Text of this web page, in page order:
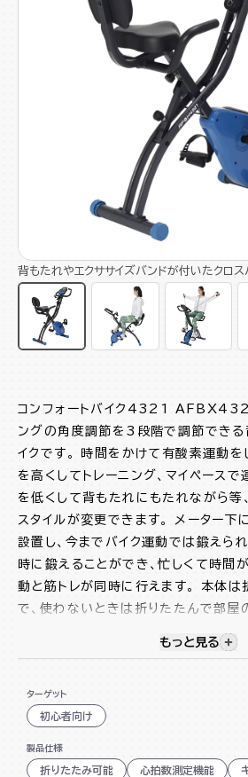
背もたれやエクササイズバンドが付いたクロス
コンフォートバイク4321
ングの角度調節を3段階で調節できる
イクです。 時間をかけて有酸素運動を
を高くしてトレーニング、マイペースで
を低くして背もたれにもたれながら等
スタイルが変更できます。 メーター下
設置し、今までバイク運動では鍛えら
時に鍛えることができ、忙しくて時間
動と筋トレが同時に行えます。 本体は
で、使わないときは折りたたんで部屋
シェイプアップを同時に行ってバラン
背もたれシートと可動式サイドハン
目的に合わせて運動姿勢を変更
視覚的
もっと見る
ターゲット
初心者向け
製品仕様
折りたたみ可能 心拍数測定機能